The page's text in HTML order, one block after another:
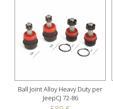
Ball Joint Alloy Heavy Duty per
JeepCJ 72-86